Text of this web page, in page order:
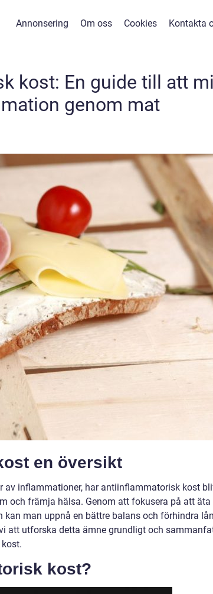
Annonsering Om oss Cookies Kontakta
kost: En guide till att
genom mat
en översikt
av inflammationer, har antiinflammatorisk kost
och främja hälsa. Genom att fokusera på att äta
man uppnå en bättre balans och förhindra
att utforska detta ämne grundligt och
kost?